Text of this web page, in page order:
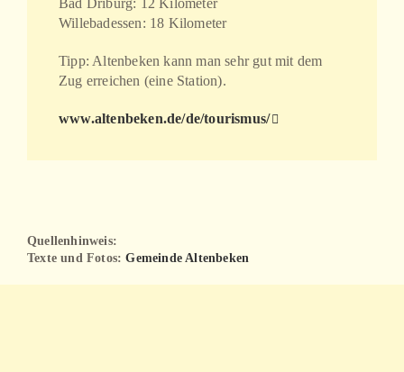
Bad Driburg: 12 Kilometer
Willebadessen: 18 Kilometer
Tipp: Altenbeken kann man sehr gut mit dem
Zug erreichen (eine Station).
www.altenbeken.de/de/tourismus/
Quellenhinweis:
Texte und Fotos:Gemeinde Altenbeken